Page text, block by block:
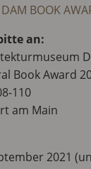
BOOK
an:
Book Award
110
am Main
2021